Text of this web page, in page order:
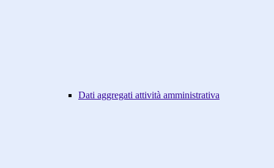
Dati aggregati attività amministrativa